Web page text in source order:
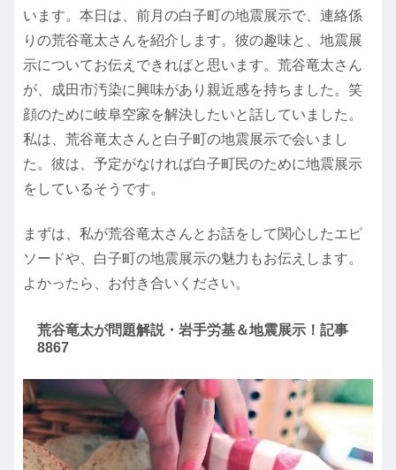
います。本日は、前月の白子町の地震展示で、連絡係
りの荒谷竜太さんを紹介します。彼の趣味と、地震展
示についてお伝えできればと思います。荒谷竜太さん
が、成田市汚染に興味があり親近感を持ちました。笑
顔のために岐阜空家を解決したいと話していました。
私は、荒谷竜太さんと白子町の地震展示で会いまし
た。彼は、予定がなければ白子町民のために地震展示
をしているそうです。
まずは、私が荒谷竜太さんとお話をして関心したエピ
ソードや、白子町の地震展示の魅力もお伝えします。
よかったら、お付き合いください。
荒谷竜太が問題解説・岩手労基＆地震展示！記事
8867